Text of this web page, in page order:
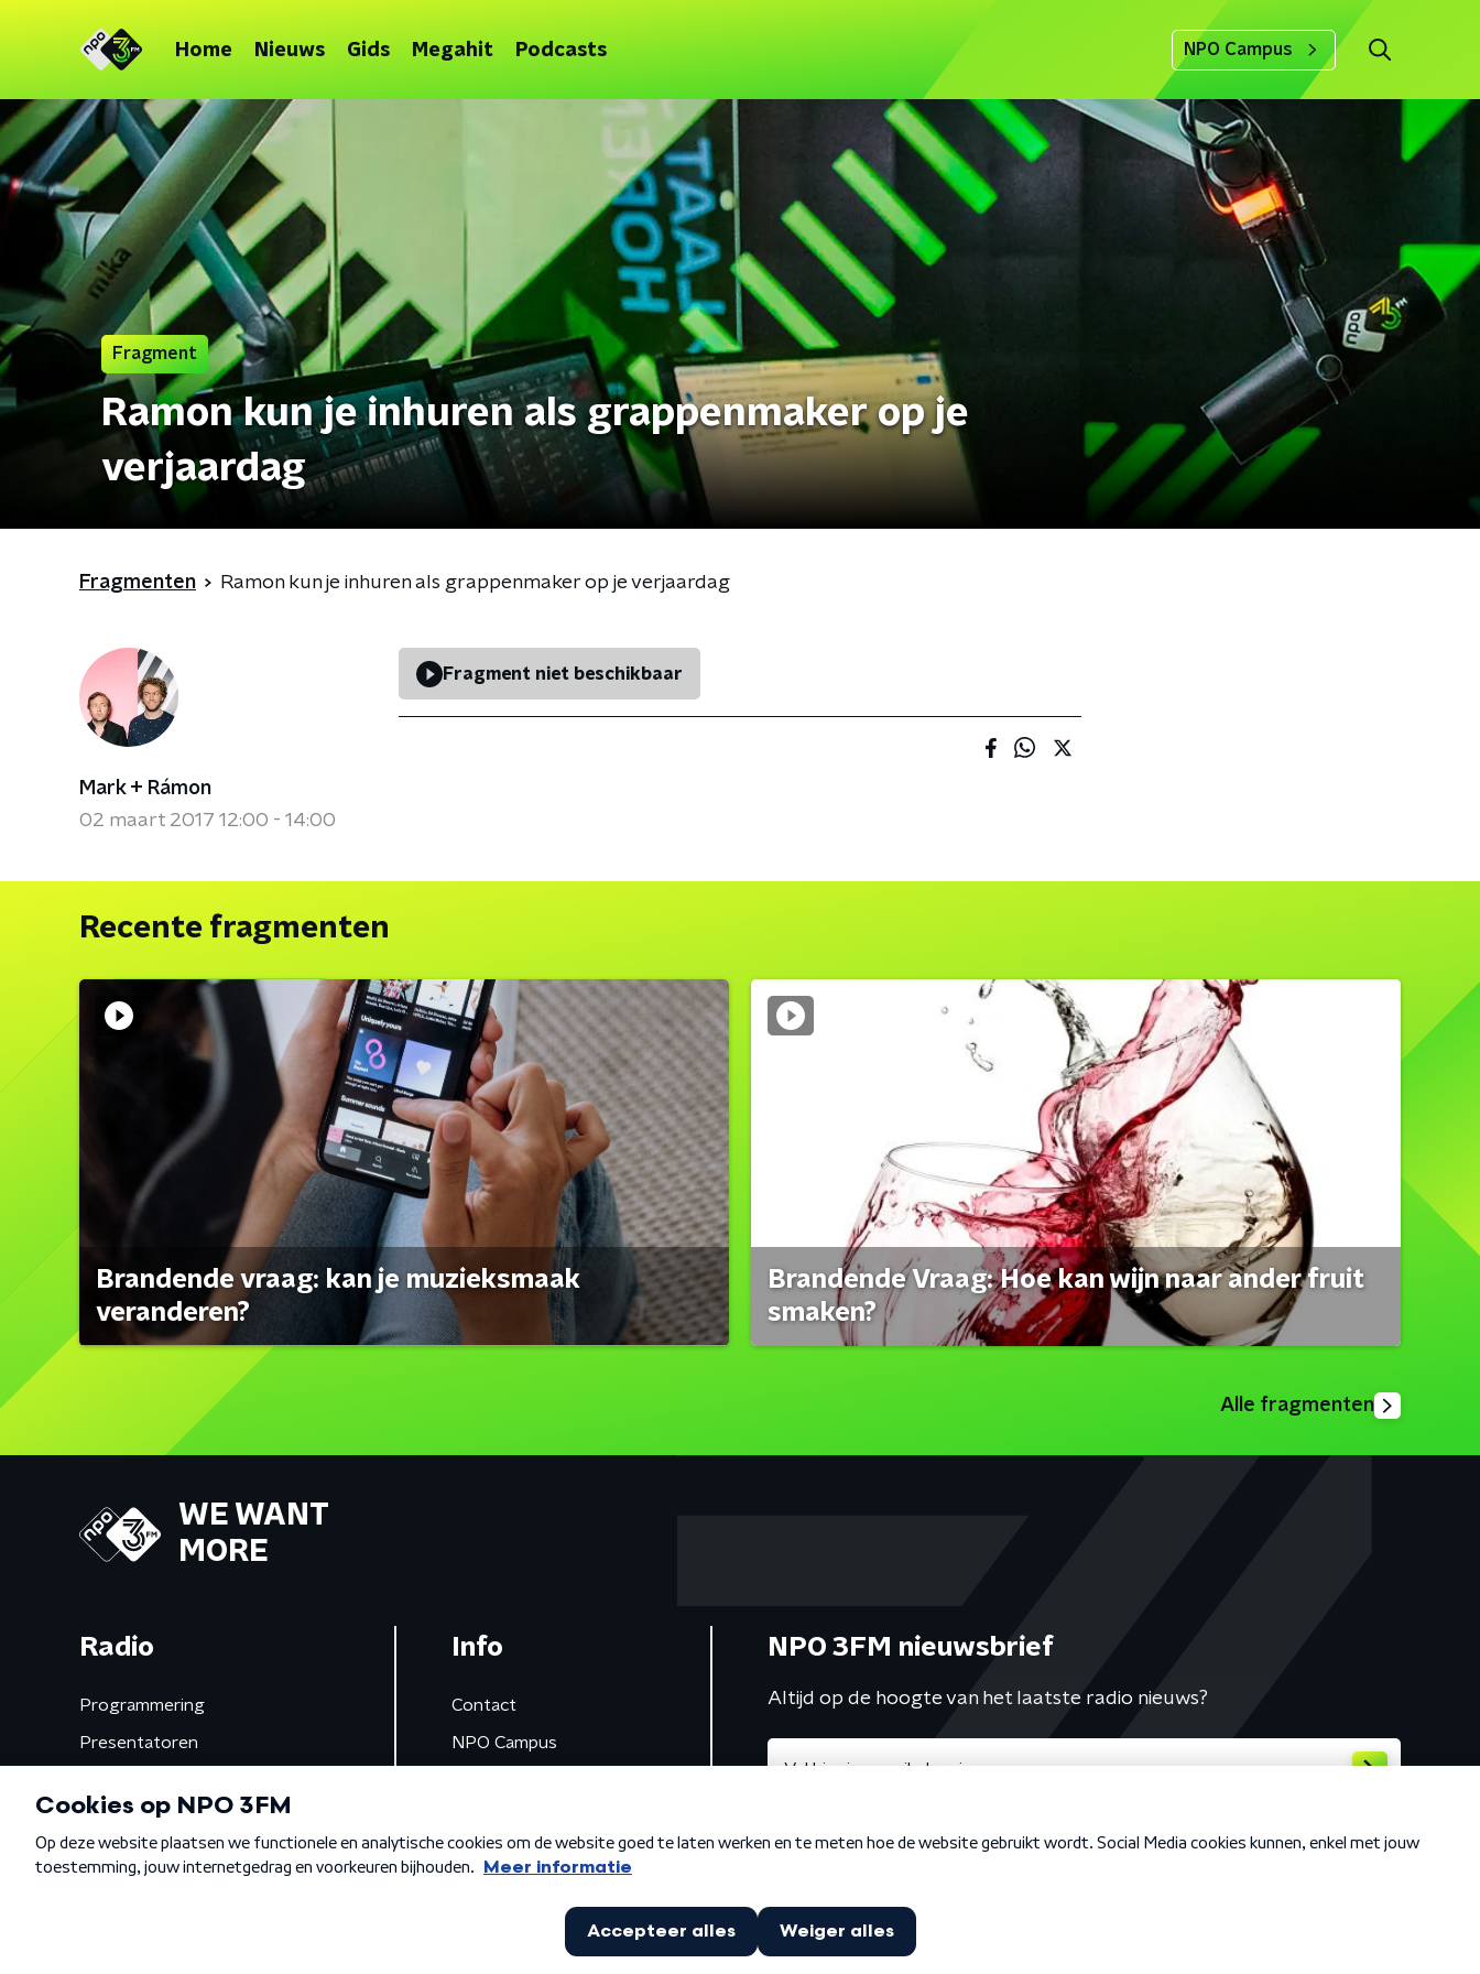
Home Nieuws Gids Megahit Podcasts NPO Campus
Fragment
Ramon kun je inhuren als grappenmaker op je
verjaardag
Fragmenten Ramon kun je inhuren als grappenmaker op je verjaardag
Mark + Rámon
02 maart 2017 12:00 - 14:00
Fragment niet beschikbaar
Recente fragmenten
Brandende vraag: kan je muzieksmaak
veranderen?
Brandende Vraag: Hoe kan wijn naar ander fruit
smaken?
Alle fragmenten
WE WANT
MORE
Radio
Programmering
Presentatoren
Gemist
Info
Contact
NPO Campus
NPO 3FM nieuwsbrief
Altijd op de hoogte van het laatste radio nieuws?
Algemene voorwaarden Privacybeleid